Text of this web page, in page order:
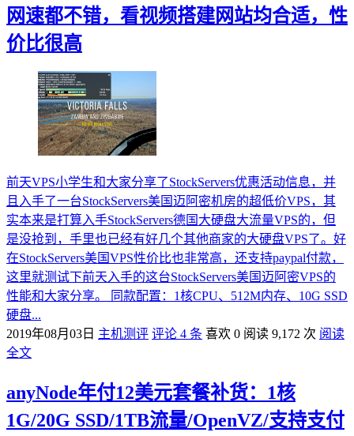
网速都不错，看视频搭建网站均合适，性
价比很高
前天VPS小学生和大家分享了StockServers优惠活动信息，并
且入手了一台StockServers美国迈阿密机房的超低价VPS，其
实本来是打算入手StockServers德国大硬盘大流量VPS的，但
是没抢到，手里也已经有好几个其他商家的大硬盘VPS了。好
在StockServers美国VPS性价比也非常高，还支持paypal付款，
这里就测试下前天入手的这台StockServers美国迈阿密VPS的
性能和大家分享。 同款配置：1核CPU、512M内存、10G SSD
硬盘...
2019年08月03日 主机测评 评论 4 条 喜欢 0 阅读 9,172 次 阅读
全文
anyNode年付12美元套餐补货：1核
1G/20G SSD/1TB流量/OpenVZ/支持支付